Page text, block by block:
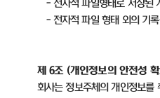
- 전자적 파일형태로 저장된
- 전자적 파일 형태 외의 기
제 6조 (개인정보의 안전성
회사는 정보주체의 개인정보를